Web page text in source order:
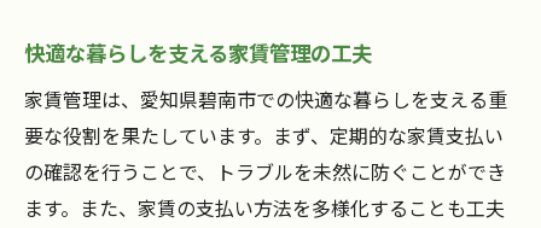
家賃管理を通じて碧南市での生活を豊かに
家賃管理で実現する快適な生活空間
地域の特性を反映した家賃管理の工夫
碧南市での生活を豊かにする家賃管理の実
践
快適な暮らしを支える家賃管理の工夫
家賃管理は、愛知県碧南市での快適な暮らしを支える重
要な役割を果たしています。まず、定期的な家賃支払い
の確認を行うことで、トラブルを未然に防ぐことができ
ます。また、家賃の支払い方法を多様化することも工夫